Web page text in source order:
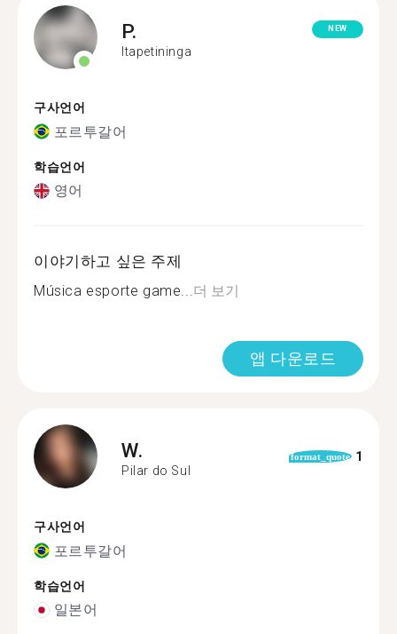
P.
Itapetininga
NEW
구사언어
포르투갈어
학습언어
영어
이야기하고 싶은 주제
Música esporte game...더 보기
앱 다운로드
W.
Pilar do Sul
format_quote 1
구사언어
포르투갈어
학습언어
일본어